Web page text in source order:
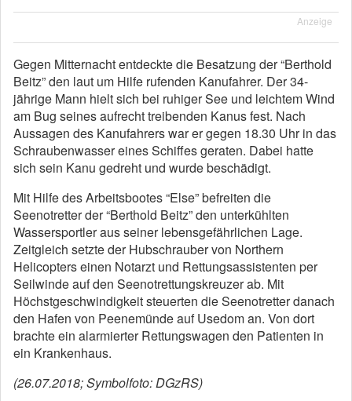
Anzeige
Gegen Mitternacht entdeckte die Besatzung der “Berthold
Beitz” den laut um Hilfe rufenden Kanufahrer. Der 34-
jährige Mann hielt sich bei ruhiger See und leichtem Wind
am Bug seines aufrecht treibenden Kanus fest. Nach
Aussagen des Kanufahrers war er gegen 18.30 Uhr in das
Schraubenwasser eines Schiffes geraten. Dabei hatte
sich sein Kanu gedreht und wurde beschädigt.
Mit Hilfe des Arbeitsbootes “Else” befreiten die
Seenotretter der “Berthold Beitz” den unterkühlten
Wassersportler aus seiner lebensgefährlichen Lage.
Zeitgleich setzte der Hubschrauber von Northern
Helicopters einen Notarzt und Rettungsassistenten per
Seilwinde auf den Seenotrettungskreuzer ab. Mit
Höchstgeschwindigkeit steuerten die Seenotretter danach
den Hafen von Peenemünde auf Usedom an. Von dort
brachte ein alarmierter Rettungswagen den Patienten in
ein Krankenhaus.
(26.07.2018; Symbolfoto: DGzRS)